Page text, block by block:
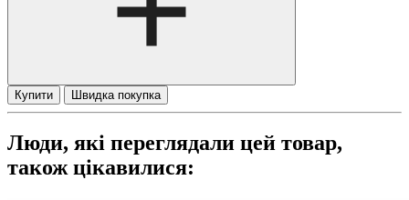
Купити Швидка покупка
Люди, які переглядали цей товар,
також цікавилися: